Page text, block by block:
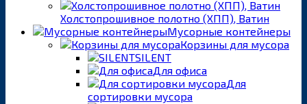
Холстопрошивное полотно (ХПП), Ватин
Мусорные контейнеры
Корзины для мусора
SILENT
Для офиса
Для
сортировки мусора